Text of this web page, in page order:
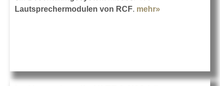
Lautsprechermodulen von RCF. mehr»